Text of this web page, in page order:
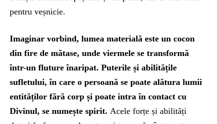
pentru veșnicie.
Imaginar vorbind, lumea materială este un cocon
din fire de mătase, unde viermele se transformă
într-un fluture înaripat. Puterile și abilitățile
sufletului, în care o persoană se poate alătura lumii
entităților fără corp și poate intra în contact cu
Divinul, se numește spirit. Acele forțe și abilități